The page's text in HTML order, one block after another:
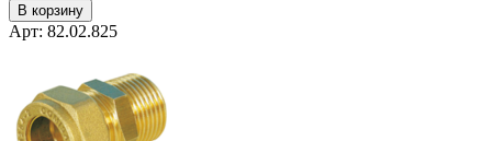
В корзину
Арт: 82.02.825